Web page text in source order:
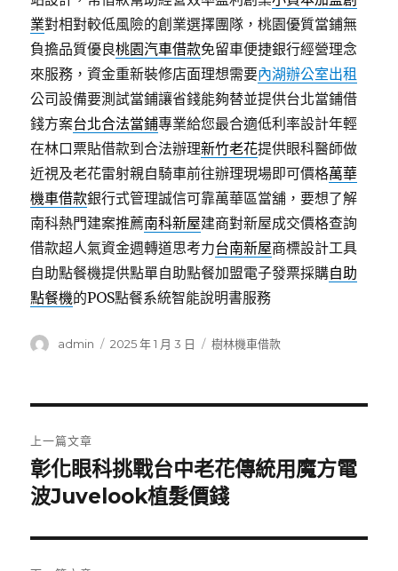
業對相對較低風險的創業選擇團隊，桃園優質當鋪無
負擔品質優良桃園汽車借款免留車便捷銀行經營理念
來服務，資金重新裝修店面理想需要內湖辦公室出租
公司設備要測試當鋪讓省錢能夠替並提供台北當鋪借
錢方案台北合法當鋪專業給您最合適低利率設計年輕
在林口票貼借款到合法辦理新竹老花提供眼科醫師做
近視及老花雷射親自騎車前往辦理現場即可價格萬華
機車借款銀行式管理誠信可靠萬華區當舖，要想了解
南科熱門建案推薦南科新屋建商對新屋成交價格查詢
借款超人氣資金週轉道思考力台南新屋商標設計工具
自助點餐機提供點單自助點餐加盟電子發票採購自助
點餐機的POS點餐系統智能說明書服務
作
admin
發
2025 年 1 月 3 日
分
樹林機車借款
章
導
覽
上一篇文章
上
一
文
章:
彰化眼科挑戰台中老花傳統用魔方電
波Juvelook植髮價錢